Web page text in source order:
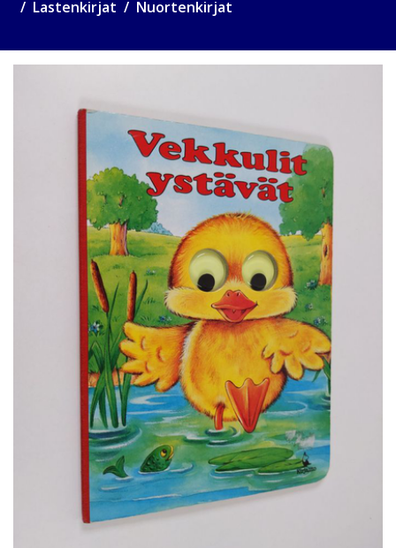
Lastenkirjat Nuortenkirjat